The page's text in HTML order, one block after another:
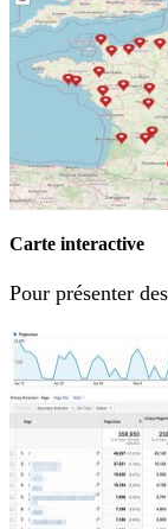
Carte interactive
Pour présenter